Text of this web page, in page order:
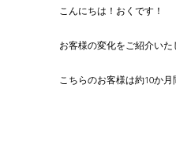
こんにちは！おくです！
お客様の変化をご紹介いた
こちらのお客様は約10か